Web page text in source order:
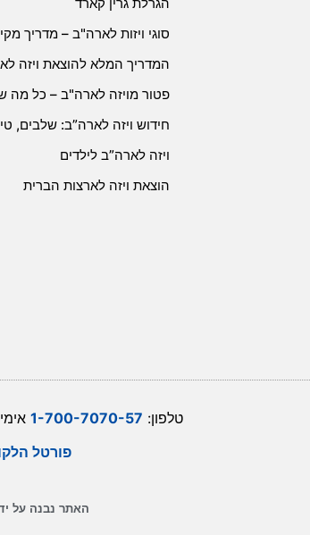
סוגי ויזות לארה"ב – מדריך
המדריך המלא להוצאת ויזה
פטור מויזה לארה"ב – כל מה
חידוש ויזה לארה”ב: שלבים,
ויזה לארה”ב לילדים
הוצאת ויזה לארצות הברית
טלפון: 1-700-7070-57
פורטל
האתר נבנה על